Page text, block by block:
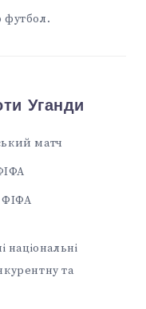
футбол.
Уганди
матч
ФІФА
національні
та